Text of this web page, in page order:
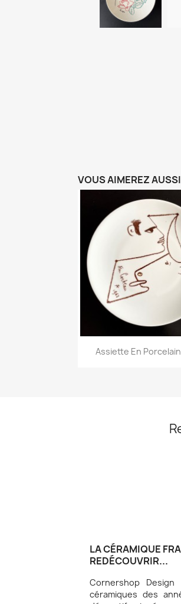
VOUS AIMEREZ AUSSI
Aperçu
Assiette En
LA CÉRAMIQUE
REDÉCOUVRIR...
Cornershop
céramiques des